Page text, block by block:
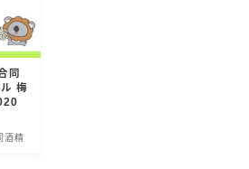
バー・ポームム）
ル
ボール
同
梅
酒精